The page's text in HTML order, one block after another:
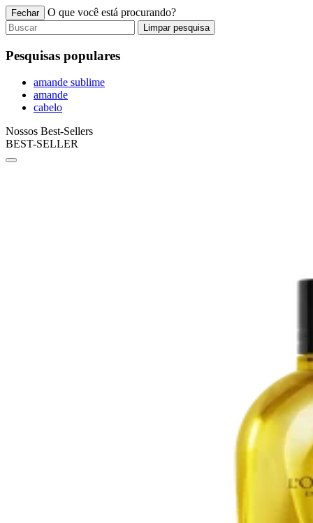
Fechar O que você está procurando?
Limpar pesquisa
Pesquisas populares
amande sublime
amande
cabelo
Nossos Best-Sellers
BEST-SELLER